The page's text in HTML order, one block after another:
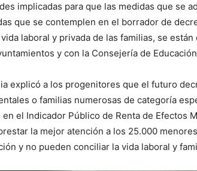
implicadas para que las medidas que se
que se contemplen en el borrador de
laboral y privada de las familias, se
y con la Consejería de
explicó a los progenitores que el futuro
o familias numerosas de categoría
el Indicador Público de Renta de Efectos
la mejor atención a los 25.000
y no pueden conciliar la vida laboral y